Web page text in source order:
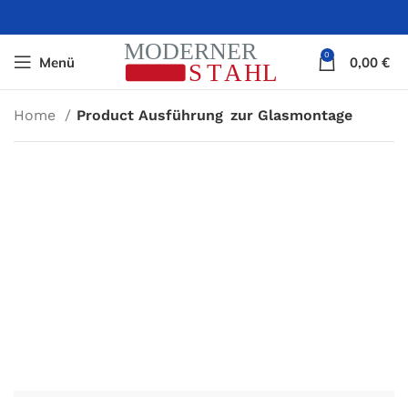
Menü 0 0,00 €
Home Product Ausführung zur Glasmontage